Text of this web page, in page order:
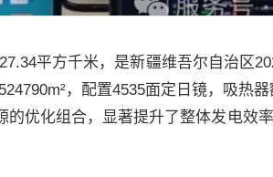
平方千米，是新疆维吾尔自治区
，配置4535面定日镜，吸热
优化组合，显著提升了整体发电效